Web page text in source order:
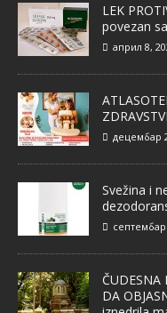
LEK
povezan
април 8,
децембар
Svežina i
септембар
ČUDESNA
DA